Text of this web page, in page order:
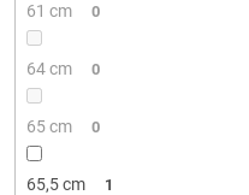
61 cm 0
64 cm 0
65 cm 0
65,5 cm 1